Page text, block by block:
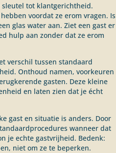
tot klantgerichtheid.
voordat ze erom vragen. Is
glas water aan. Ziet een gast er
hulp aan zonder dat ze erom
verschil tussen standaard
Onthoud namen, voorkeuren
gasten. Deze kleine
en laten zien dat je écht
gast en situatie is anders. Door
wanneer dat
je echte gastvrijheid. Bedenk:
niet om ze te beperken.